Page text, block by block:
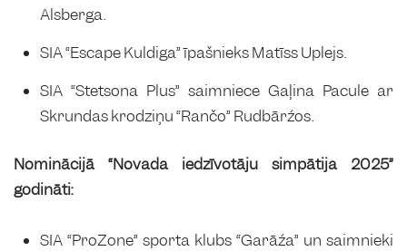
Alsberga.
SIA “Escape Kuldiga” īpašnieks Matīss Uplejs.
SIA “Stetsona Plus” saimniece Gaļina Pacule ar
Skrundas krodziņu “Rančo” Rudbāržos.
Nominācijā “Novada iedzīvotāju simpātija 2025”
godināti:
SIA “ProZone” sporta klubs “Garāža” un saimnieki